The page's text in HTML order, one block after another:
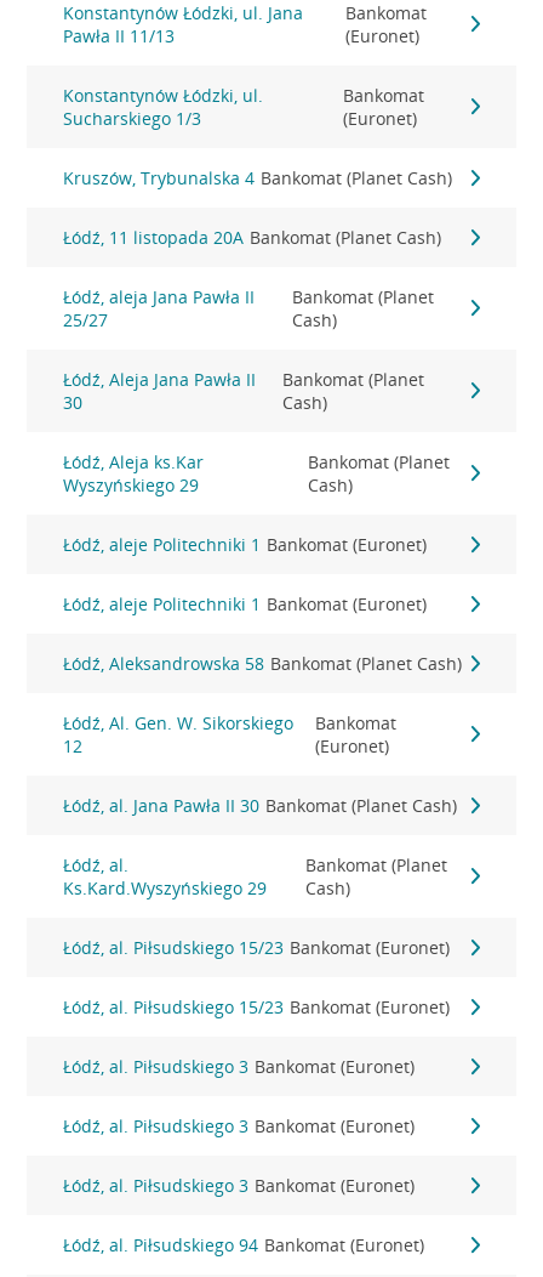
Konstantynów Łódzki, ul. Jana
Pawła II 11/13
Bankomat
(Euronet)
Konstantynów Łódzki, ul.
Sucharskiego 1/3
Bankomat
(Euronet)
Kruszów, Trybunalska 4 Bankomat (Planet Cash)
Łódź, 11 listopada 20A Bankomat (Planet Cash)
Łódź, aleja Jana Pawła II
25/27
Bankomat (Planet
Cash)
Łódź, Aleja Jana Pawła II
30
Bankomat (Planet
Cash)
Łódź, Aleja ks.Kar
Wyszyńskiego 29
Bankomat (Planet
Cash)
Łódź, aleje Politechniki 1 Bankomat (Euronet)
Łódź, aleje Politechniki 1 Bankomat (Euronet)
Łódź, Aleksandrowska 58 Bankomat (Planet Cash)
Łódź, Al. Gen. W. Sikorskiego
12
Bankomat
(Euronet)
Łódź, al. Jana Pawła II 30 Bankomat (Planet Cash)
Łódź, al.
Ks.Kard.Wyszyńskiego 29
Bankomat (Planet
Cash)
Łódź, al. Piłsudskiego 15/23 Bankomat (Euronet)
Łódź, al. Piłsudskiego 15/23 Bankomat (Euronet)
Łódź, al. Piłsudskiego 3 Bankomat (Euronet)
Łódź, al. Piłsudskiego 3 Bankomat (Euronet)
Łódź, al. Piłsudskiego 3 Bankomat (Euronet)
Łódź, al. Piłsudskiego 94 Bankomat (Euronet)